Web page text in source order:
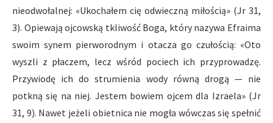
nieodwołalnej: «Ukochałem cię odwieczną miłością» (Jr 31,
3). Opiewają ojcowską tkliwość Boga, który nazywa Efraima
swoim synem pierworodnym i otacza go czułością: «Oto
wyszli z płaczem, lecz wśród pociech ich przyprowadzę.
Przywiodę ich do strumienia wody równą drogą — nie
potkną się na niej. Jestem bowiem ojcem dla Izraela» (Jr
31, 9). Nawet jeżeli obietnica nie mogła wówczas się spełnić